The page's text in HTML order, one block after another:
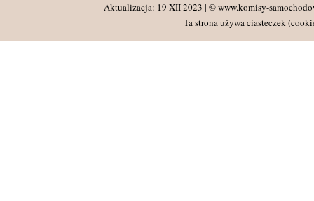
Aktualizacja: 19 XII 2023 | © www.komisy-
Ta strona używa ciasteczek